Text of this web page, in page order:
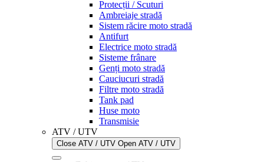
Protecții / Scuturi
Ambreiaje stradă
Sistem răcire moto stradă
Antifurt
Electrice moto stradă
Sisteme frânare
Genți moto stradă
Cauciucuri stradă
Filtre moto stradă
Tank pad
Huse moto
Transmisie
ATV / UTV
Close ATV / UTV Open ATV / UTV